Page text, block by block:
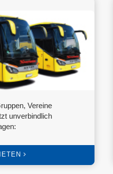
Vereine
unverbindlich